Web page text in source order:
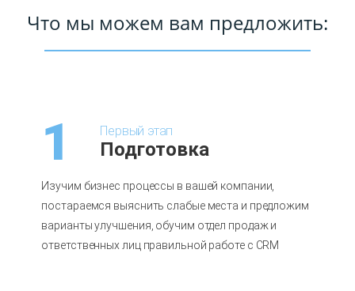
Что мы можем вам предложить:
1 Первый этап
Подготовка
Изучим бизнес процессы в вашей компании,
постараемся выяснить слабые места и предложим
варианты улучшения, обучим отдел продаж и
ответственных лиц правильной работе с CRM